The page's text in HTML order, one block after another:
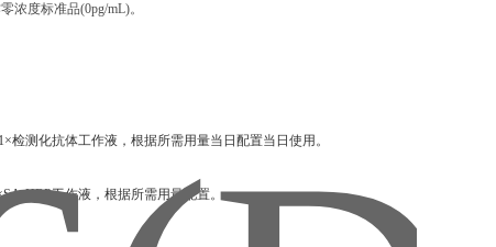
浓度标准品(0pg/mL)。
检测化抗体工作液，根据所需用量当日配置当日使用。
HRP工作液，根据所需用量配置。